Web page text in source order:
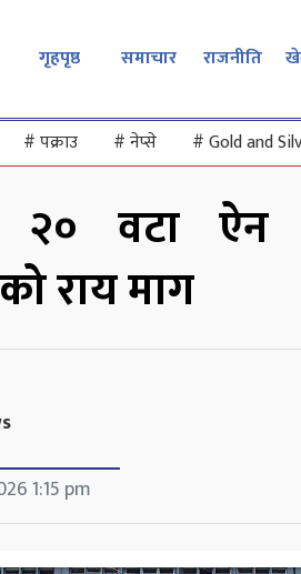
गृहपृष्ठ समाचार राजनीति
#पक्राउ #नेप्से #Gold and
२० वटा
राय माग
1:15 pm